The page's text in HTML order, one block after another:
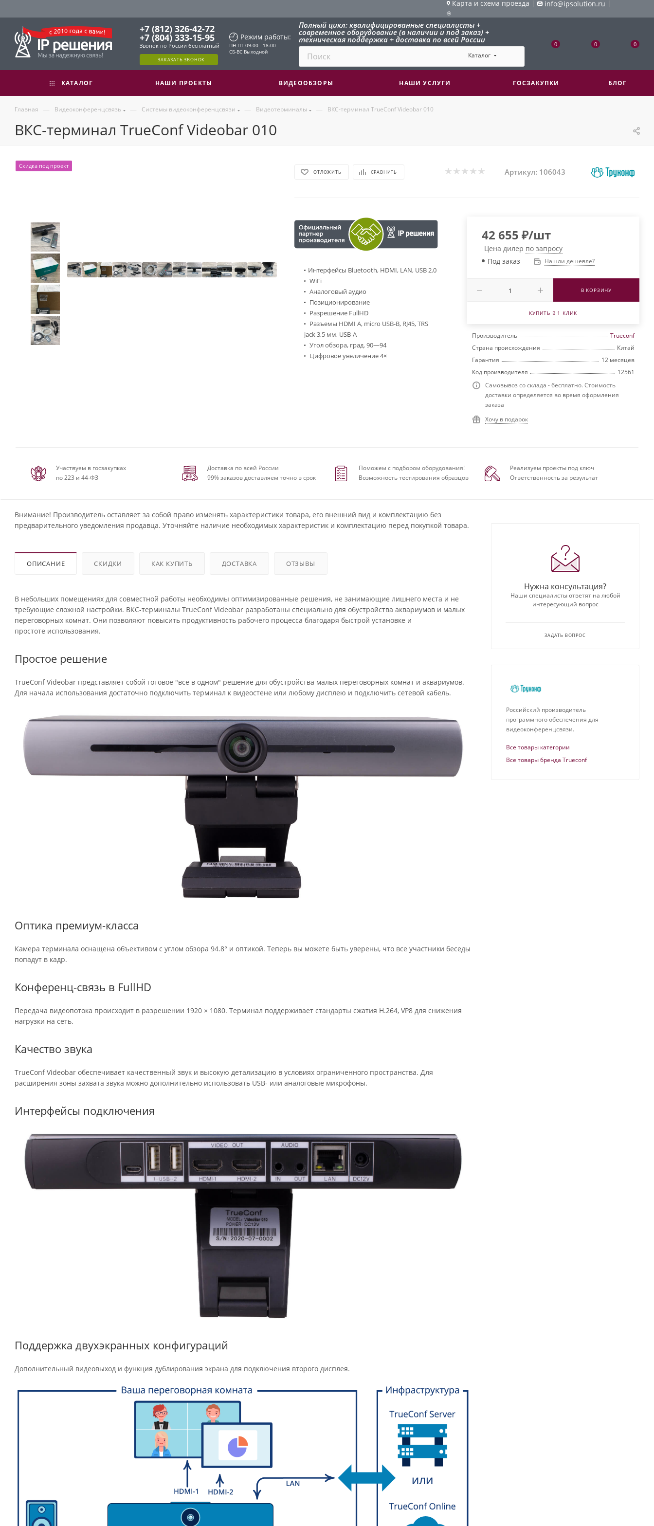
Карта и схема проезда | info@ipsolution.ru |
+7 (812) 326-42-72
+7 (804) 333-15-95
Звонок по России бесплатный
ЗАКАЗАТЬ ЗВОНОК
Режим работы:
ПН-ПТ 09:00 - 18:00
СБ-ВС Выходной
Полный цикл: квалифицированные специалисты +
современное оборудование (в наличии и под заказ) +
техническая поддержка + доставка по всей России
Каталог
0 0 0
КАТАЛОГ НАШИ ПРОЕКТЫ ВИДЕООБЗОРЫ НАШИ УСЛУГИ ГОСЗАКУПКИ БЛОГ
Главная — Видеоконференцсвязь — Системы видеоконференцсвязи — Видеотерминалы — ВКС-терминал TrueConf Videobar 010
ВКС-терминал TrueConf Videobar 010
Скидка под проект
ОТЛОЖИТЬ СРАВНИТЬ Артикул: 106043
Интерфейсы Bluetooth, HDMI, LAN, USB 2.0
WiFi
Аналоговый аудио
Позиционирование
Разрешение FullHD
Разъемы HDMI A, micro USB-B, RJ45, TRS
jack 3,5 мм, USB-A
Угол обзора, град. 90—94
Цифровое увеличение 4×
42 655 ₽/шт
Цена дилер по запросу
Под заказ
Нашли дешевле?
В КОРЗИНУ
КУПИТЬ В 1 КЛИК
Производитель
Trueconf
Страна происхождения
Китай
Гарантия
12 месяцев
Код производителя
12561
Самовывоз со склада - бесплатно. Стоимость
доставки определяется во время оформления
заказа
Хочу в подарок
Участвуем в госзакупках
по 223 и 44-ФЗ
Доставка по всей России
99% заказов доставляем точно в срок
Поможем с подбором оборудования!
Возможность тестирования образцов
Реализуем проекты под ключ
Ответственность за результат
Внимание! Производитель оставляет за собой право изменять характеристики товара, его внешний вид и комплектацию без
предварительного уведомления продавца. Уточняйте наличие необходимых характеристик и комплектацию перед покупкой товара.
ОПИСАНИЕ СКИДКИ КАК КУПИТЬ ДОСТАВКА ОТЗЫВЫ
В небольших помещениях для совместной работы необходимы оптимизированные решения, не занимающие лишнего места и не
требующие сложной настройки. ВКС-терминалы TrueConf Videobar разработаны специально для обустройства аквариумов и малых
переговорных комнат. Они позволяют повысить продуктивность рабочего процесса благодаря быстрой установке и
простоте использования.
Простое решение
TrueConf Videobar представляет собой готовое "все в одном" решение для обустройства малых переговорных комнат и аквариумов.
Для начала использования достаточно подключить терминал к видеостене или любому дисплею и подключить сетевой кабель.
Оптика премиум-класса
Камера терминала оснащена объективом с углом обзора 94.8° и оптикой. Теперь вы можете быть уверены, что все участники беседы
попадут в кадр.
Конференц-связь в FullHD
Передача видеопотока происходит в разрешении 1920 × 1080. Терминал поддерживает стандарты сжатия H.264, VP8 для снижения
нагрузки на сеть.
Качество звука
TrueConf Videobar обеспечивает качественный звук и высокую детализацию в условиях ограниченного пространства. Для
расширения зоны захвата звука можно дополнительно использовать USB- или аналоговые микрофоны.
Интерфейсы подключения
Поддержка двухэкранных конфигураций
Дополнительный видеовыход и функция дублирования экрана для подключения второго дисплея.
Российский производитель
программного обеспечения для
видеоконференцсвязи.
Все товары категории
Все товары бренда Trueconf
Нужна консультация?
Наши специалисты ответят на любой
интересующий вопрос
ЗАДАТЬ ВОПРОС